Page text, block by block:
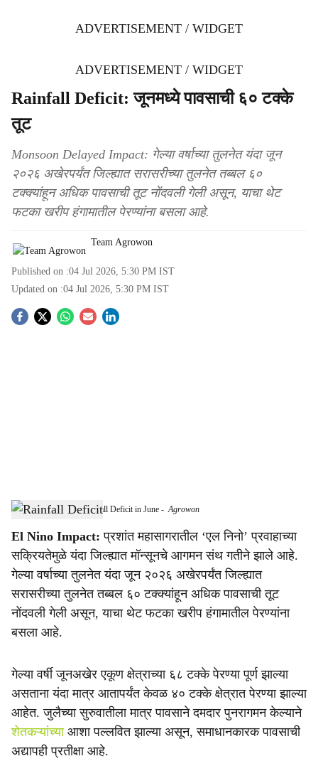
ADVERTISEMENT / WIDGET
ADVERTISEMENT / WIDGET
Rainfall Deficit: जूनमध्ये पावसाची ६० टक्के
तूट
Monsoon Delayed Impact: गेल्या वर्षाच्या तुलनेत यंदा जून
२०२६ अखेरपर्यंत जिल्ह्यात सरासरीच्या तुलनेत तब्बल ६०
टक्क्यांहून अधिक पावसाची तूट नोंदवली गेली असून, याचा थेट
फटका खरीप हंगामातील पेरण्यांना बसला आहे.
Team Agrowon
Published on :04 Jul 2026, 5:30 PM IST
Updated on :04 Jul 2026, 5:30 PM IST
S
a
r
e
Dhule Records 60% Rainfall Deficit in June -Agrowon
El Nino Impact: प्रशांत महासागरातील ‘एल निनो’ प्रवाहाच्या
सक्रियतेमुळे यंदा जिल्ह्यात मॉन्सूनचे आगमन संथ गतीने झाले आहे.
गेल्या वर्षाच्या तुलनेत यंदा जून २०२६ अखेरपर्यंत जिल्ह्यात
सरासरीच्या तुलनेत तब्बल ६० टक्क्यांहून अधिक पावसाची तूट
नोंदवली गेली असून, याचा थेट फटका खरीप हंगामातील पेरण्यांना
बसला आहे.
गेल्या वर्षी जूनअखेर एकूण क्षेत्राच्या ६८ टक्के पेरण्या पूर्ण झाल्या
असताना यंदा मात्र आतापर्यंत केवळ ४० टक्के क्षेत्रात पेरण्या झाल्या
आहेत. जुलैच्या सुरुवातीला मात्र पावसाने दमदार पुनरागमन केल्याने
शेतकऱ्यांच्या आशा पल्लवित झाल्या असून, समाधानकारक पावसाची
अद्यापही प्रतीक्षा आहे.